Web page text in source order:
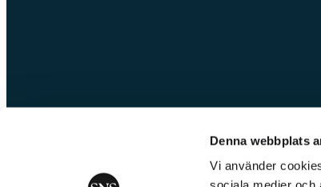
Denna webbplats
Vi använder